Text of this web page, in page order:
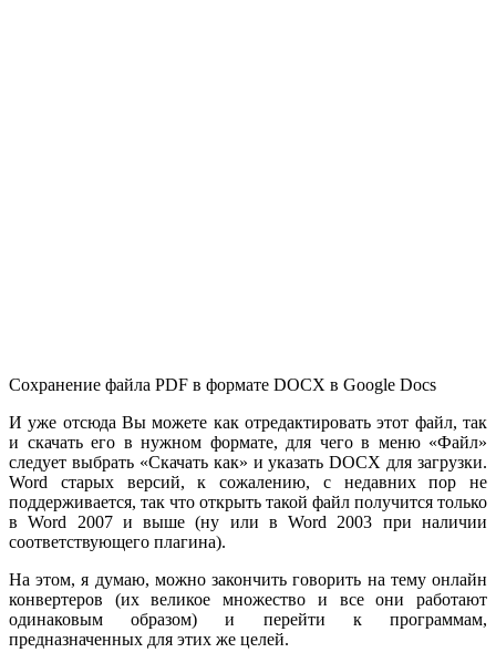
Сохранение файла PDF в формате DOCX в Google Docs
И уже отсюда Вы можете как отредактировать этот файл, так
и скачать его в нужном формате, для чего в меню «Файл»
следует выбрать «Скачать как» и указать DOCX для загрузки.
Word старых версий, к сожалению, с недавних пор не
поддерживается, так что открыть такой файл получится только
в Word 2007 и выше (ну или в Word 2003 при наличии
соответствующего плагина).
На этом, я думаю, можно закончить говорить на тему онлайн
конвертеров (их великое множество и все они работают
одинаковым образом) и перейти к программам,
предназначенных для этих же целей.